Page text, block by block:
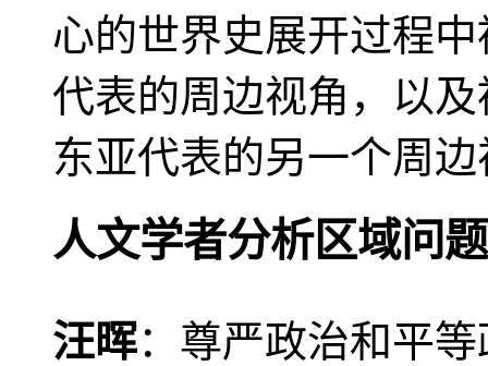
心的世界史展开过程
代表的周边视角，以
东亚代表的另一个周
人文学者分析区域问题
汪晖：尊严政治和平